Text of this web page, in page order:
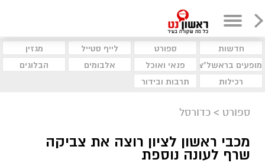
חדשות ספורט לייף סטייל
מגזין
מופעים בראשל"צ
פנאי ואוכל אלבומים
הבלוגים
רכילות
תרבות ובידור
ספורט > כדורסל
מכבי ראשון לציון רוצה את צביקה
שרף לעונה נוספת